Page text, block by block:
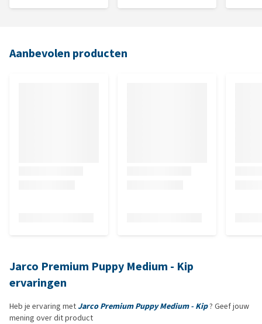
Aanbevolen producten
Jarco Premium Puppy Medium - Kip
ervaringen
Heb je ervaring metJarco Premium Puppy Medium - Kip? Geef jouw
mening over dit product